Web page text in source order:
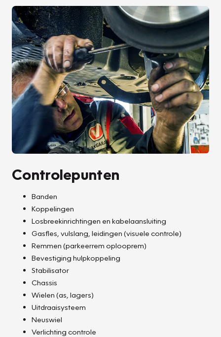
Controlepunten
Banden
Koppelingen
Losbreekinrichtingen en kabelaansluiting
Gasfles, vulslang, leidingen (visuele controle)
Remmen (parkeerrem oplooprem)
Bevestiging hulpkoppeling
Stabilisator
Chassis
Wielen (as, lagers)
Uitdraaisysteem
Neuswiel
Verlichting controle